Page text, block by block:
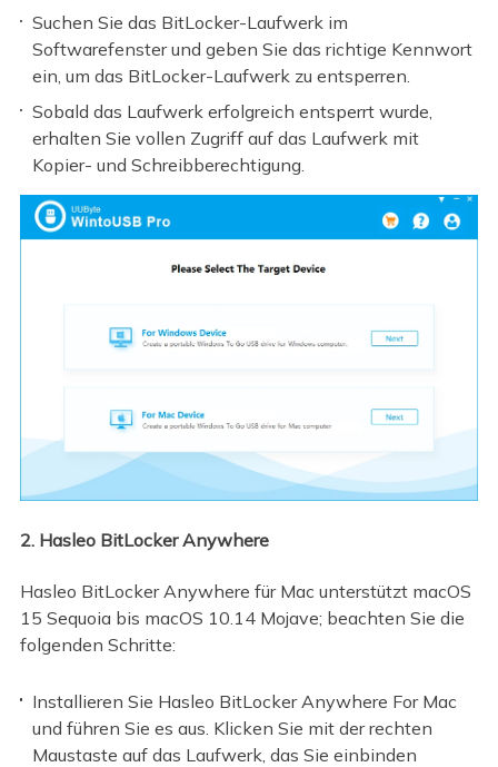
Suchen Sie das BitLocker-Laufwerk im
Softwarefenster und geben Sie das richtige Kennwort
ein, um das BitLocker-Laufwerk zu entsperren.
Sobald das Laufwerk erfolgreich entsperrt wurde,
erhalten Sie vollen Zugriff auf das Laufwerk mit
Kopier- und Schreibberechtigung.
2. Hasleo BitLocker Anywhere
Hasleo BitLocker Anywhere für Mac unterstützt macOS
15 Sequoia bis macOS 10.14 Mojave; beachten Sie die
folgenden Schritte:
Installieren Sie Hasleo BitLocker Anywhere For Mac
und führen Sie es aus. Klicken Sie mit der rechten
Maustaste auf das Laufwerk, das Sie einbinden